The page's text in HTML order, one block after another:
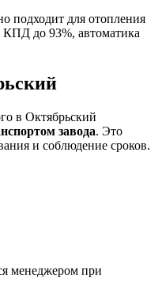
подходит для отопления
до 93%, автоматика
в Октябрьский
завода. Это
и соблюдение сроков.
менеджером при